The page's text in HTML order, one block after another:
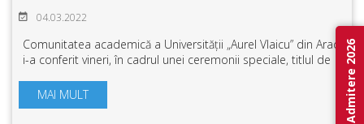
04.03.2022
Comunitatea academică a Universității „Aurel Vlaicu” din Arad
i-a conferit vineri, în cadrul unei ceremonii speciale, titlul de
Aniela Mladin, d...
MAI MULT Admitere 2026